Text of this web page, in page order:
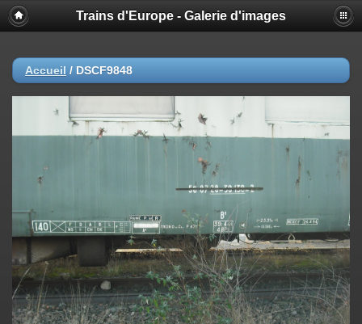
Trains d'Europe - Galerie d'images
Accueil / DSCF9848